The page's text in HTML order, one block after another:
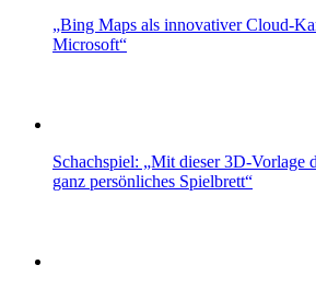
„Bing Maps als innovativer Cloud-
Microsoft“
Schachspiel: „Mit dieser 3D-Vorlage
ganz persönliches Spielbrett“